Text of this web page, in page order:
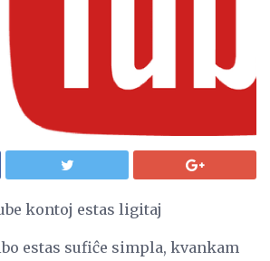
kontoj estas ligitaj
estas sufiĉe simpla, kvankam